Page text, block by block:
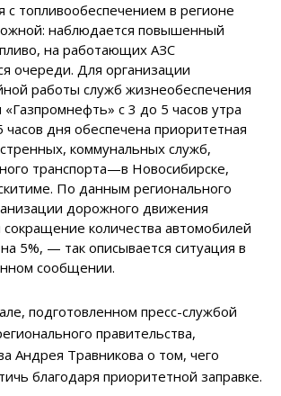
топливообеспечением в регионе
наблюдается повышенный
на работающих АЗС
очереди. Для организации
работы служб жизнеобеспечения
«Газпромнефть» с 3 до 5 часов утра
часов дня обеспечена приоритетная
коммунальных служб,
транспорта—в Новосибирске,
По данным регионального
дорожного движения
сокращение количества автомобилей
5%, — так описывается ситуация в
сообщении.
подготовленном пресс-службой
правительства,
Андрея Травникова о том, чего
благодаря приоритетной заправке.